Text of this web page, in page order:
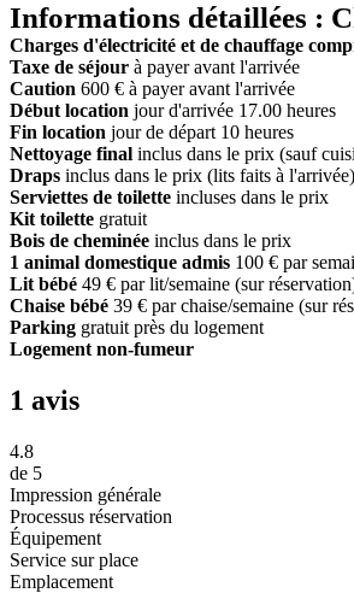
Informations détaillées :
Charges d'électricité et de chauffage
Taxe de séjour à payer avant l'arrivée
Caution 600 € à payer avant l'arrivée
Début location jour d'arrivée 17.00 heures
Fin location jour de départ 10 heures
Nettoyage final inclus dans le prix (sauf
Draps inclus dans le prix (lits faits à l'arrivée)
Serviettes de toilette incluses dans le prix
Kit toilette gratuit
Bois de cheminée inclus dans le prix
1 animal domestique admis 100 € par
Lit bébé 49 € par lit/semaine (sur
Chaise bébé 39 € par chaise/semaine (sur
Parking gratuit près du logement
Logement non-fumeur
1 avis
4.8
de 5
Impression générale
Processus réservation
Équipement
Service sur place
Emplacement